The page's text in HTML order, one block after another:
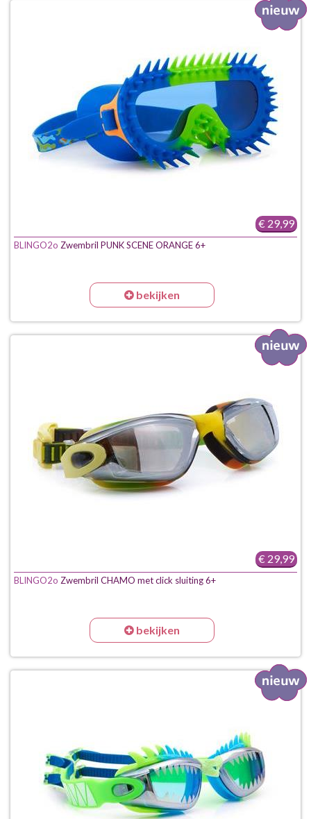
€ 29,99
BLINGO2o Zwembril PUNK SCENE ORANGE 6+
bekijken
€ 29,99
BLINGO2o Zwembril CHAMO met click sluiting 6+
bekijken